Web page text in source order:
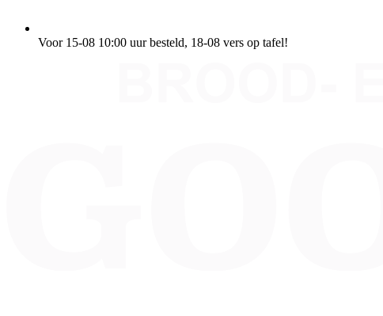
Voor 15-08 10:00 uur besteld, 18-08 vers op tafel!